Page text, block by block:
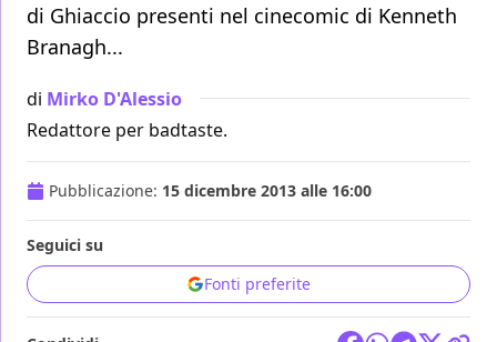
di Ghiaccio presenti nel cinecomic di Kenneth
Branagh...
di Mirko D'Alessio
Redattore per badtaste.
Pubblicazione: 15 dicembre 2013 alle 16:00
Seguici su
Fonti preferite